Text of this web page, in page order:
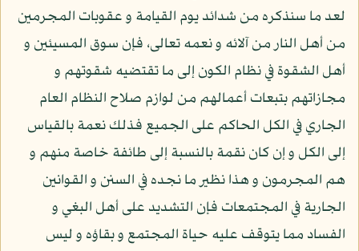
لعد ما سنذكره من شدائد يوم القيامة و عقوبات المجرمين
من أهل النار من آلائه و نعمه تعالى، فإن سوق المسيئين و
أهل الشقوة في نظام الكون إلى ما تقتضيه شقوتهم و
مجازاتهم بتبعات أعمالهم من لوازم صلاح النظام العام
الجاري في الكل الحاكم على الجميع فذلك نعمة بالقياس
إلى الكل و إن كان نقمة بالنسبة إلى طائفة خاصة منهم و
هم المجرمون و هذا نظير ما نجده في السنن و القوانين
الجارية في المجتمعات فإن التشديد على أهل البغي و
الفساد مما يتوقف عليه حياة المجتمع و بقاؤه و ليس